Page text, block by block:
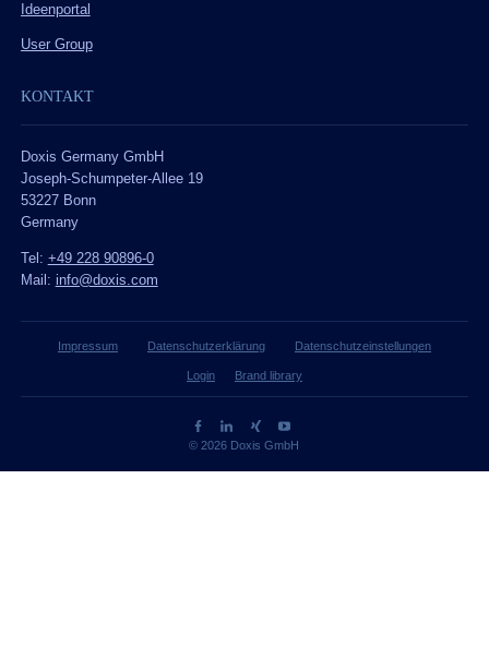
Ideenportal
User Group
KONTAKT
Doxis Germany GmbH
Joseph-Schumpeter-Allee 19
53227 Bonn
Germany
Tel: +49 228 90896-0
Mail: info@doxis.com
Impressum Datenschutzerklärung Datenschutzeinstellungen
Login Brand library
© 2026 Doxis GmbH